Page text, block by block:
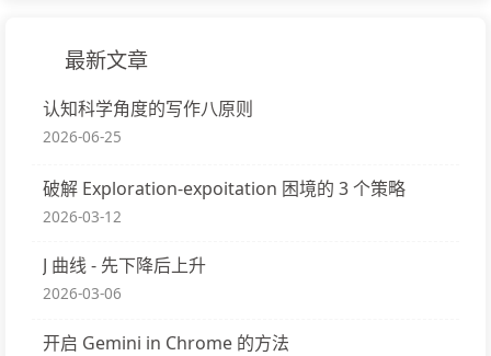
最新文章
认知科学角度的写作八原则
2026-06-25
破解 Exploration-expoitation 困境的 3 个策略
2026-03-12
J 曲线 - 先下降后上升
2026-03-06
开启 Gemini in Chrome 的方法